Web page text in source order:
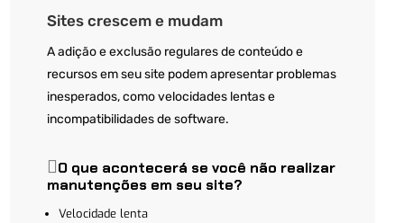
Sites crescem e mudam
A adição e exclusão regulares de conteúdo e
recursos em seu site podem apresentar problemas
inesperados, como velocidades lentas e
incompatibilidades de software.
O que acontecerá se você não realizar
manutenções em seu site?
Velocidade lenta